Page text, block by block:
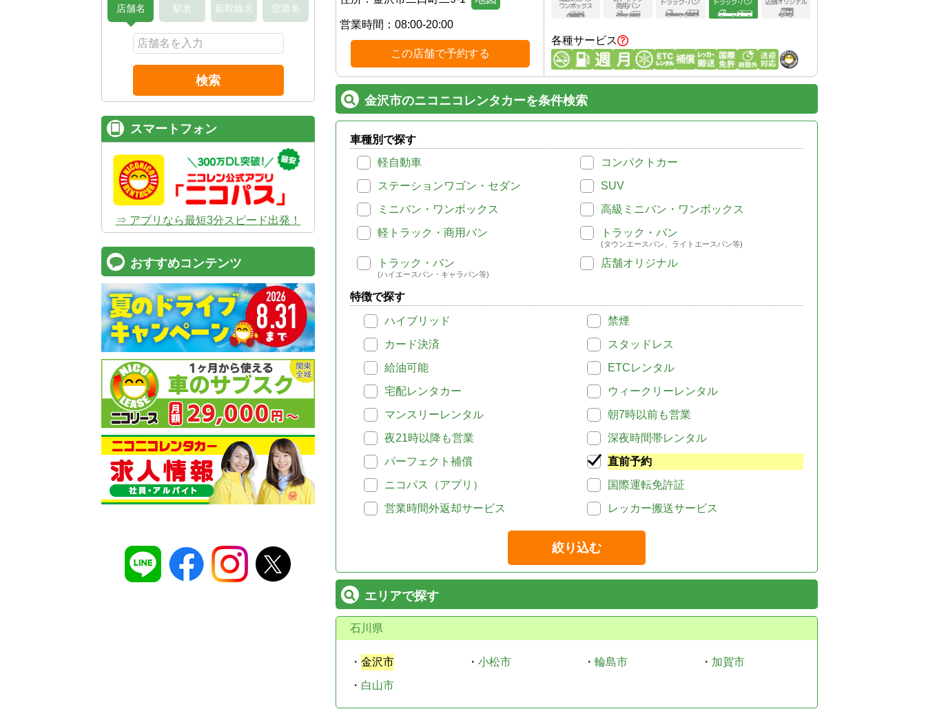
営業時間： 08:00-20:00
この店舗で予約する
各種サービス
金沢市のニコニコレンタカーを条件検索
車種別で探す
軽自動車
コンパクトカー
ステーションワゴン・セダン
SUV
ミニバン・ワンボックス
高級ミニバン・ワンボックス
軽トラック・商用バン
トラック・バン
(タウンエースバン、ライトエースバン等)
トラック・バン
(ハイエースバン・キャラバン等)
店舗オリジナル
特徴で探す
ハイブリッド
禁煙
カード決済
スタッドレス
給油可能
ETCレンタル
宅配レンタカー
ウィークリーレンタル
マンスリーレンタル
朝7時以前も営業
夜21時以降も営業
深夜時間帯レンタル
パーフェクト補償
直前予約
ニコパス（アプリ）
国際運転免許証
営業時間外返却サービス
レッカー搬送サービス
絞り込む
エリアで探す
石川県
・ 金沢市 ・ 小松市 ・ 輪島市 ・ 加賀市
・ 白山市
店舗名 駅名 新幹線名 空港名
検索
スマートフォン
⇒ アプリなら最短3分スピード出発！
おすすめコンテンツ